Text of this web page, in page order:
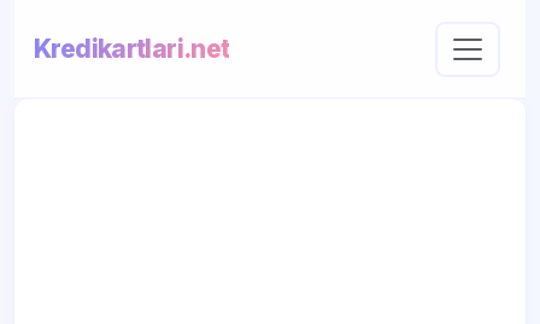
Kredikartlari.net